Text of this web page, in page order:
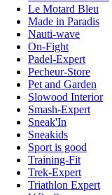
Le Motard Bleu
Made in Paradis
Nauti-wave
On-Fight
Padel-Expert
Pecheur-Store
Pet and Garden
Slowood Interior
Smash-Expert
Sneak'In
Sneakids
Sport is good
Training-Fit
Trek-Expert
Triathlon Expert